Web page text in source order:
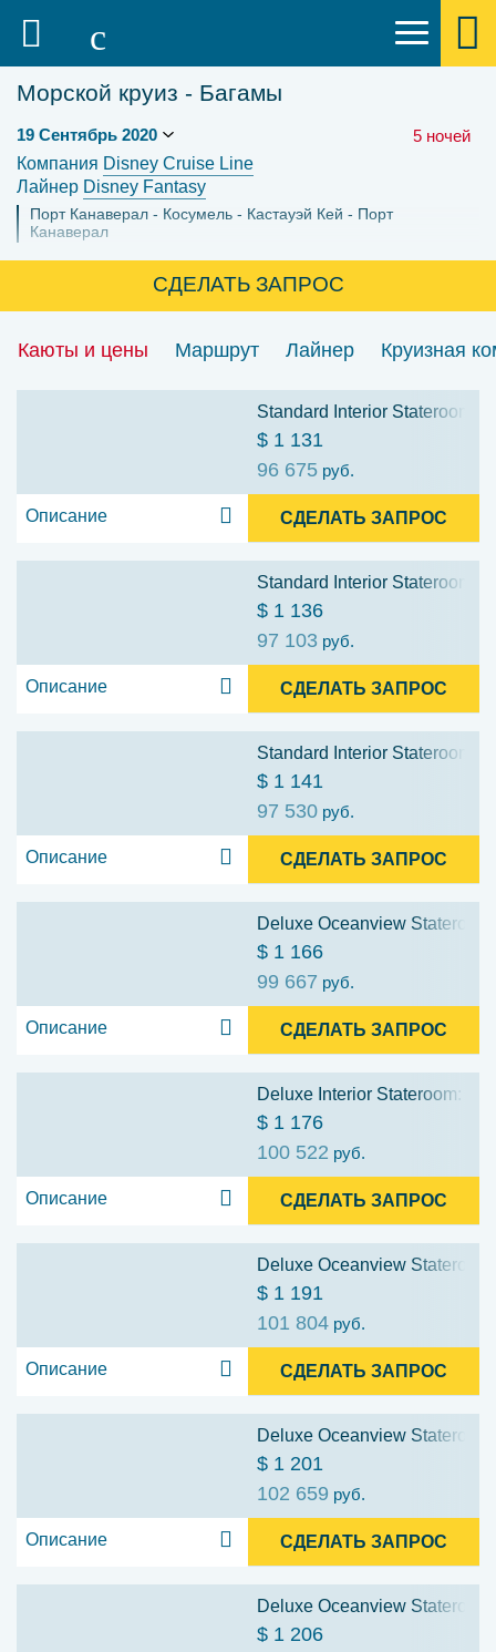
Морской круиз - Багамы
5 ночей
Компания Disney Cruise Line
Лайнер Disney Fantasy
Порт Канаверал Косумель Кастауэй Кей
Порт
Канаверал
СДЕЛАТЬ ЗАПРОС
Каюты и цены Маршрут Лайнер Круизная
Standard Interior Stateroom:
$ 1 131
96 675 руб.
Описание СДЕЛАТЬ ЗАПРОС
Standard Interior Stateroom:
$ 1 136
97 103 руб.
Описание СДЕЛАТЬ ЗАПРОС
Standard Interior Stateroom:
$ 1 141
97 530 руб.
Описание СДЕЛАТЬ ЗАПРОС
Deluxe Oceanview
$ 1 166
99 667 руб.
Описание СДЕЛАТЬ ЗАПРОС
Deluxe Interior Stateroom:
$ 1 176
100 522 руб.
Описание СДЕЛАТЬ ЗАПРОС
Deluxe Oceanview
$ 1 191
101 804 руб.
Описание СДЕЛАТЬ ЗАПРОС
Deluxe Oceanview
$ 1 201
102 659 руб.
Описание СДЕЛАТЬ ЗАПРОС
Deluxe Oceanview
$ 1 206